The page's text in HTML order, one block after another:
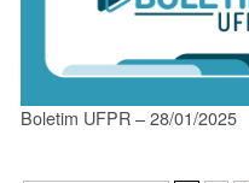
Boletim UFPR – 28/01/2025